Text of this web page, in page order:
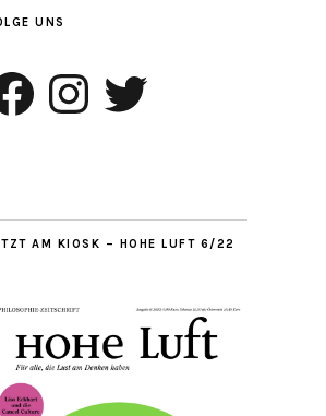
UNS
InstagramTwitter
AM KIOSK – HOHE LUFT 6/22